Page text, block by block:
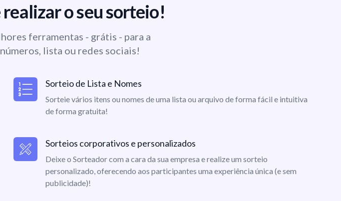
o seu sorteio!
ferramentas - grátis - para a
lista ou redes sociais!
Sorteio de Lista e Nomes
Sorteie vários itens ou nomes de uma lista ou arquivo de forma fácil e intuitiva
de forma gratuita!
Sorteios corporativos e personalizados
Deixe o Sorteador com a cara da sua empresa e realize um sorteio
personalizado, oferecendo aos participantes uma experiência única (e sem
publicidade)!